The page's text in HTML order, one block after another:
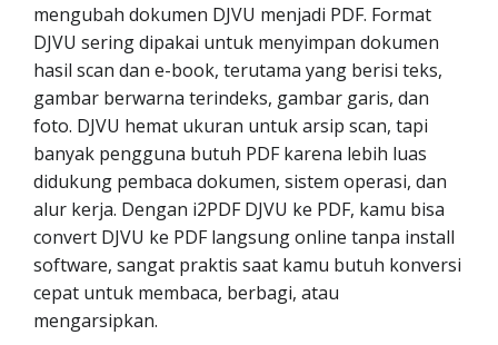
mengubah dokumen DJVU menjadi PDF. Format
DJVU sering dipakai untuk menyimpan dokumen
hasil scan dan e-book, terutama yang berisi teks,
gambar berwarna terindeks, gambar garis, dan
foto. DJVU hemat ukuran untuk arsip scan, tapi
banyak pengguna butuh PDF karena lebih luas
didukung pembaca dokumen, sistem operasi, dan
alur kerja. Dengan i2PDF DJVU ke PDF, kamu bisa
convert DJVU ke PDF langsung online tanpa install
software, sangat praktis saat kamu butuh konversi
cepat untuk membaca, berbagi, atau
mengarsipkan.